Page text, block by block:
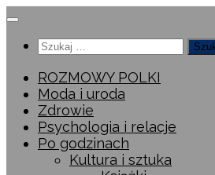
Przeskocz
treściSzukaj:
ROZMOWY POLKI
Moda i uroda
Zdrowie
Psychologia i relacje
Po godzinach
Kultura i sztuka